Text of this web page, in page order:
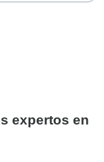
expertos en